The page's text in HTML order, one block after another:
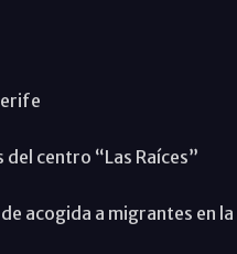
centro “Las Raíces”
acogida a migrantes en